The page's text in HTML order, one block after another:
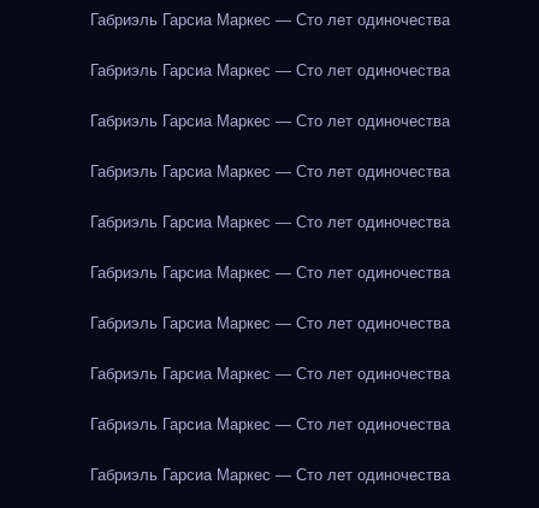
Габриэль Гарсиа Маркес — Сто лет одиночества
Габриэль Гарсиа Маркес — Сто лет одиночества
Габриэль Гарсиа Маркес — Сто лет одиночества
Габриэль Гарсиа Маркес — Сто лет одиночества
Габриэль Гарсиа Маркес — Сто лет одиночества
Габриэль Гарсиа Маркес — Сто лет одиночества
Габриэль Гарсиа Маркес — Сто лет одиночества
Габриэль Гарсиа Маркес — Сто лет одиночества
Габриэль Гарсиа Маркес — Сто лет одиночества
Габриэль Гарсиа Маркес — Сто лет одиночества